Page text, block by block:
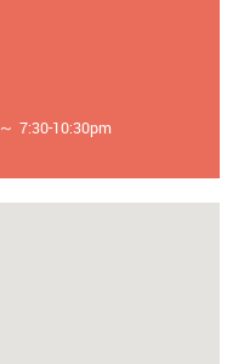
7:30-10:30pm